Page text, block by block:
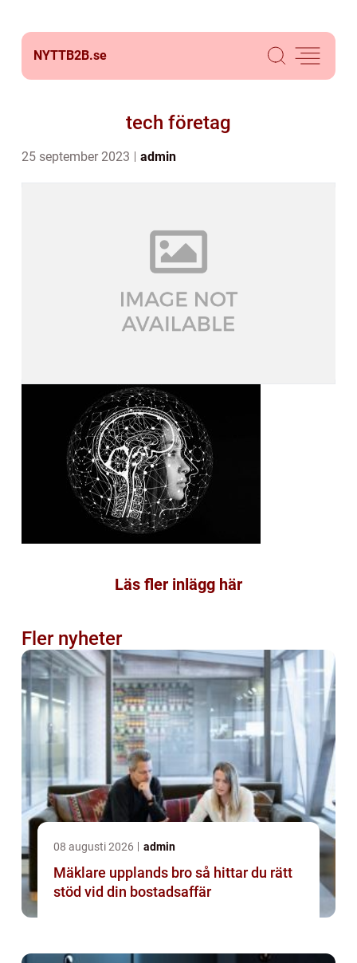
NYTTB2B.se
tech företag
25 september 2023 admin
Läs fler inlägg här
Fler nyheter
08 augusti 2026 admin
Mäklare upplands bro så hittar du rätt
stöd vid din bostadsaffär